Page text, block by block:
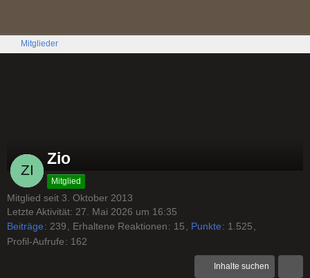
Mitglieder
Zio
Mitglied
Mitglied seit 3. Oktober 2013
Letzte Aktivität: 27. Mai 2026 um 16:35
Beiträge
239 Erhaltene Reaktionen 15 Punkte
1.525
Profil-Aufrufe
162
Inhalte suchen